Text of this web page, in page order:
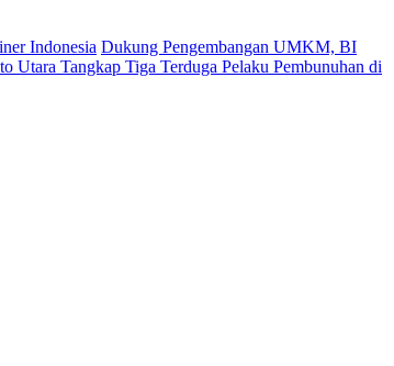
Indonesia Dukung Pengembangan UMKM, BI
Utara Tangkap Tiga Terduga Pelaku Pembunuhan di